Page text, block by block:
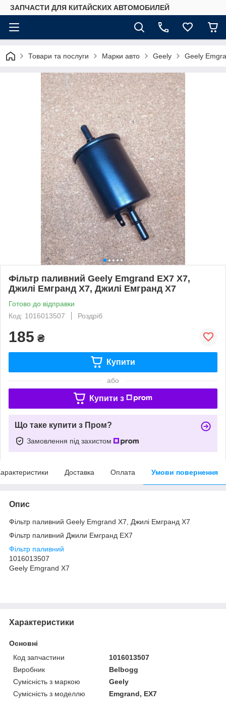
ЗАПЧАСТИ ДЛЯ КИТАЙСКИХ АВТОМОБИЛЕЙ
Товари та послуги Марки авто Geely Geely
Фільтр паливний Geely Emgrand EX7 X7,
Джилі Емгранд Х7, Джилі Емгранд Х7
Готово до відправки
Код: 1016013507
Роздріб
185 ₴
Купити
або
Купити з
Що таке купити з Пром?
Замовлення під захистом
Доставка Оплата Умови повернення
Опис
Фільтр паливний Geely Emgrand X7, Джилі Емгранд Х7
Фільтр паливний Джили Емгранд ЕХ7
Фільтр паливний
1016013507
Geely Emgrand X7
Характеристики
Основні
Код запчастини
1016013507
Виробник
Belbogg
Сумісність з маркою
Geely
Сумісність з моделлю
Emgrand, EX7